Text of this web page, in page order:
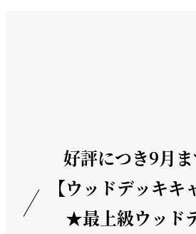
好評につき9月
【ウッドデッキキ
★最上級ウッド